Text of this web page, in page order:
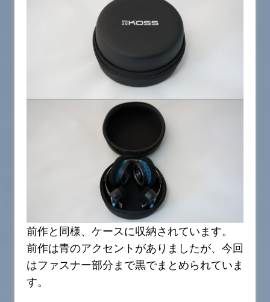
前作と同様、ケースに収納されています。
前作は青のアクセントがありましたが、今回
はファスナー部分まで黒でまとめられていま
す。